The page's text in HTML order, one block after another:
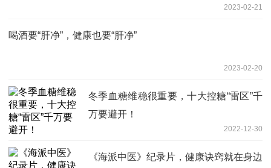
2023-02-21
喝酒要“肝净”，健康也要“肝净”
2023-02-20
冬季血糖维稳很重要，十大控糖“雷区”千
万要避开！
2022-12-30
《海派中医》纪录片，健康诀窍就在身边